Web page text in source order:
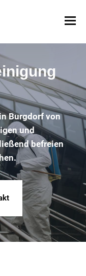
Burgdorf von
und
befreien